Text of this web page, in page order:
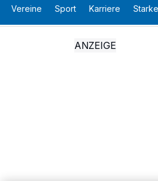
Vereine Sport Karriere